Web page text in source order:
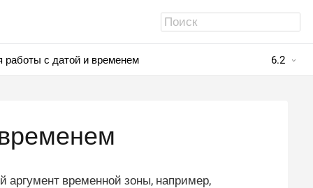
работы с датой и временем 6.2
временной зоны, например,